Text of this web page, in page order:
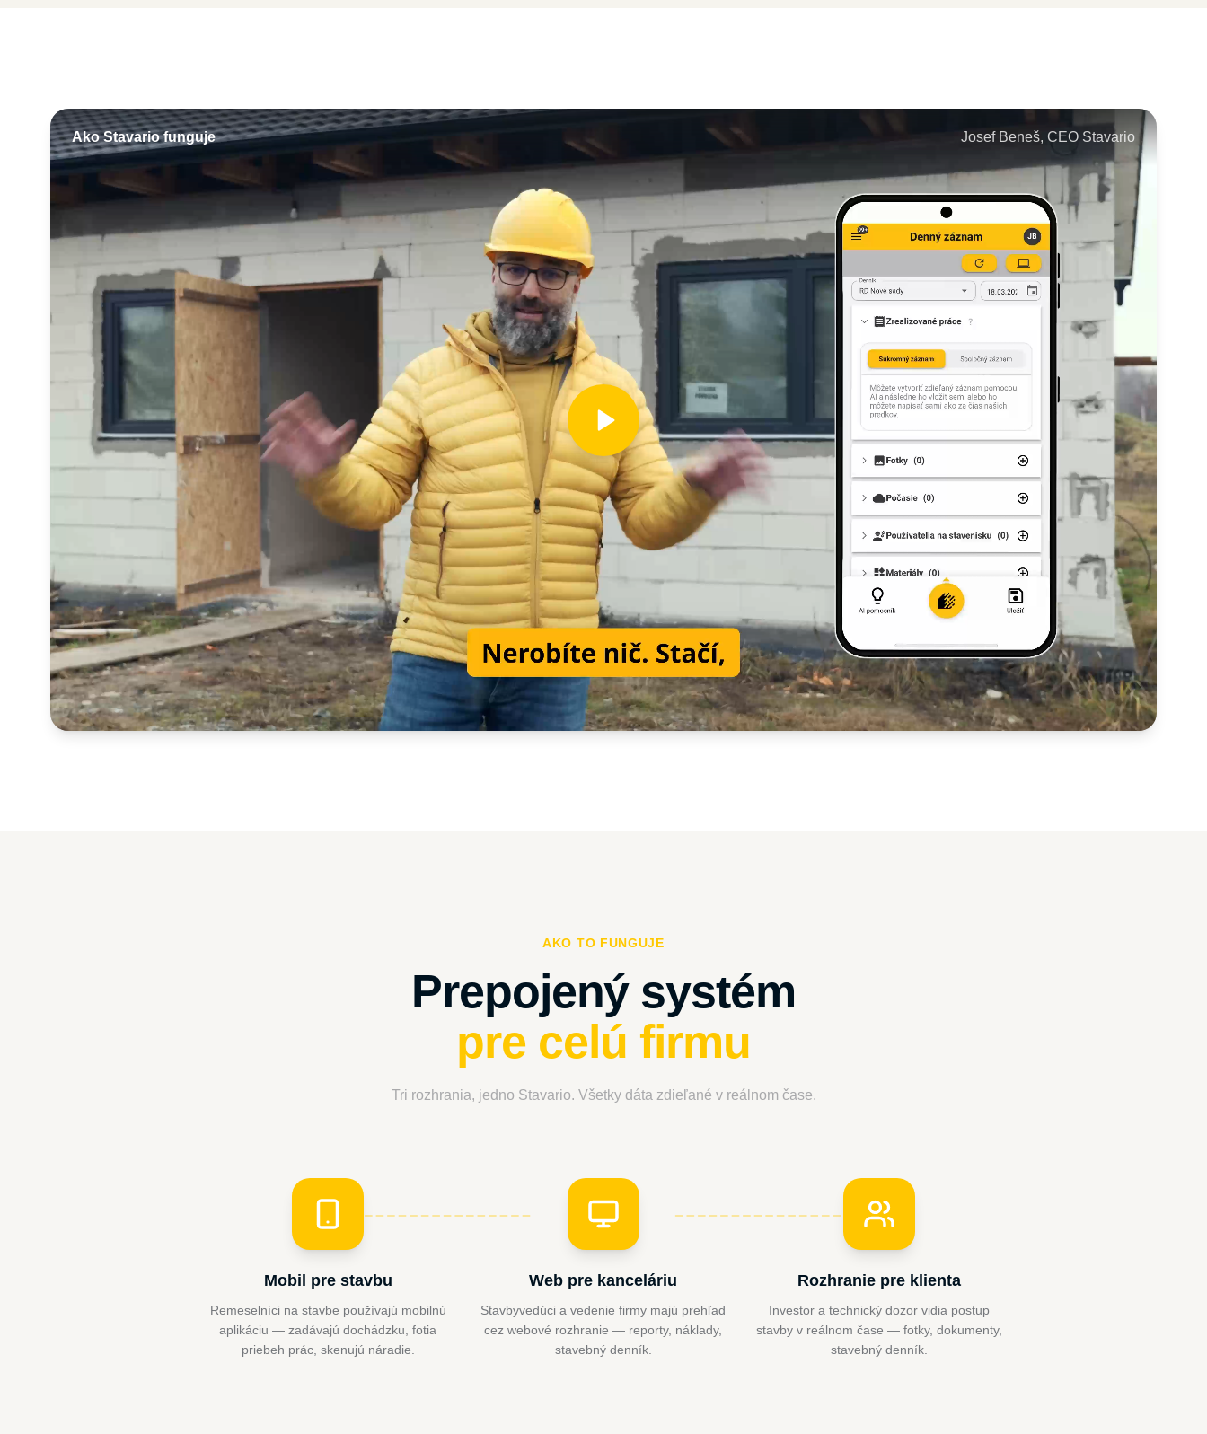
Ako Stavario funguje Josef Beneš, CEO Stavario
AKO TO FUNGUJE
pre celú firmu
Tri rozhrania, jedno Stavario. Všetky dáta zdieľané v reálnom čase.
Mobil pre stavbu
Remeselníci na stavbe používajú mobilnú
aplikáciu — zadávajú dochádzku, fotia
priebeh prác, skenujú náradie.
Web pre kanceláriu
Stavbyvedúci a vedenie firmy majú prehľad
cez webové rozhranie — reporty, náklady,
stavebný denník.
Rozhranie pre klienta
Investor a technický dozor vidia postup
stavby v reálnom čase — fotky, dokumenty,
stavebný denník.